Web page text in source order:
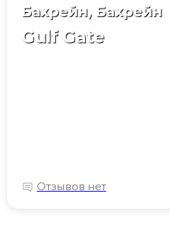
Бахрейн, Бахрейн
Gulf Gate
Отзывов нет